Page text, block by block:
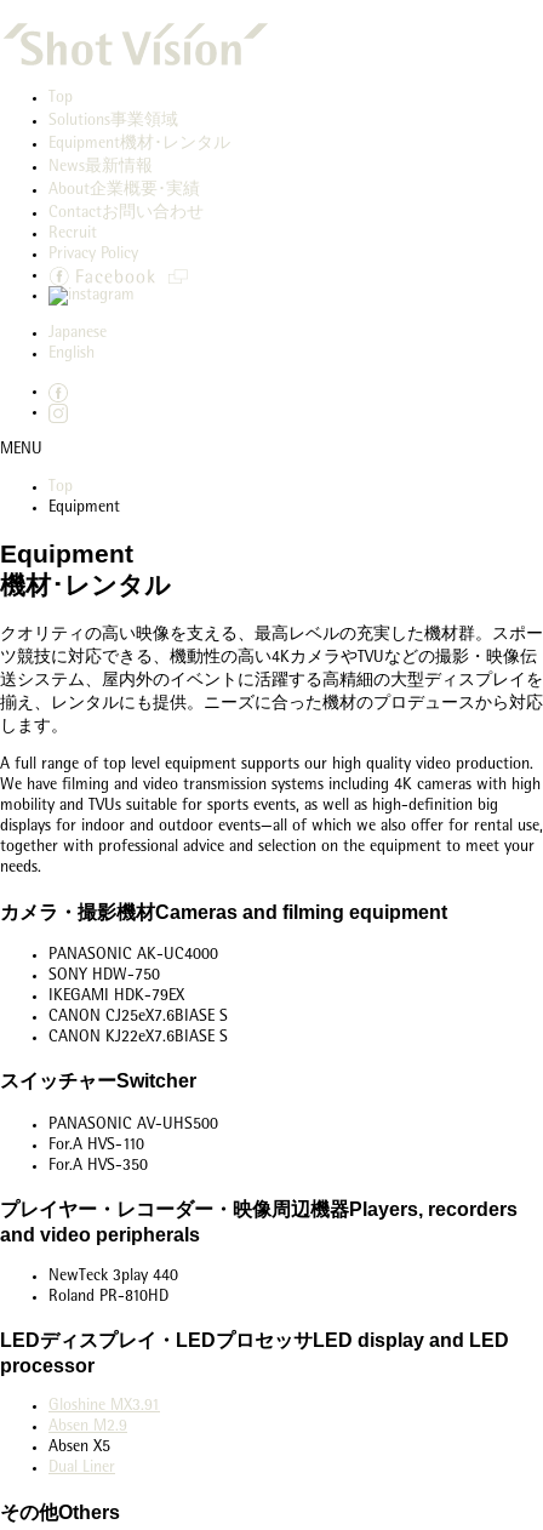
Top
Solutions事業領域
Equipment機材･レンタル
News最新情報
About企業概要･実績
Contactお問い合わせ
Recruit
Privacy Policy
Japanese
English
MENU
Top
Equipment
Equipment
機材･レンタル
クオリティの高い映像を支える、最高レベルの充実した機材群。スポー
ツ競技に対応できる、機動性の高い4KカメラやTVUなどの撮影・映像伝
送システム、屋内外のイベントに活躍する高精細の大型ディスプレイを
揃え、レンタルにも提供。ニーズに合った機材のプロデュースから対応
します。
A full range of top level equipment supports our high quality video production.
We have filming and video transmission systems including 4K cameras with high
mobility and TVUs suitable for sports events, as well as high-definition big
displays for indoor and outdoor events—all of which we also offer for rental use,
together with professional advice and selection on the equipment to meet your
needs.
カメラ・撮影機材Cameras and filming equipment
PANASONIC AK-UC4000
SONY HDW-750
IKEGAMI HDK-79EX
CANON CJ25eX7.6BIASE S
CANON KJ22eX7.6BIASE S
スイッチャーSwitcher
PANASONIC AV-UHS500
For.A HVS-110
For.A HVS-350
プレイヤー・レコーダー・映像周辺機器Players, recorders
and video peripherals
NewTeck 3play 440
Roland PR-810HD
LEDディスプレイ・ LEDプロセッサLED display and LED
processor
Gloshine MX3.91
Absen M2.9
Absen X5
Dual Liner
その他Others